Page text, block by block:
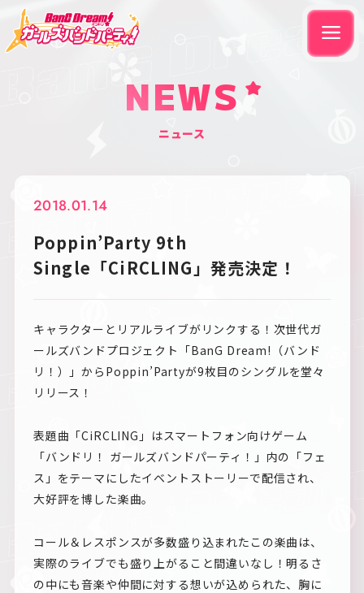
NEWS
ニュース
2018.01.14
Poppin’Party 9th
Single「CiRCLING」発売決定！
キャラクターとリアルライブがリンクする！次世代ガ
ールズバンドプロジェクト「BanG Dream!（バンド
リ！）」からPoppin’Partyが9枚目のシングルを堂々
リリース！
表題曲「CiRCLING」はスマートフォン向けゲーム
「バンドリ！ ガールズバンドパーティ！」内の「フェ
ス」をテーマにしたイベントストーリーで配信され、
大好評を博した楽曲。
コール＆レスポンスが多数盛り込まれたこの楽曲は、
実際のライブでも盛り上がること間違いなし！明るさ
の中にも音楽や仲間に対する想いが込められた、胸に